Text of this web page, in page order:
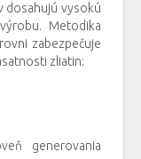
dosahujú vysokú
Metodika
zabezpečuje
zliatin:
generovania